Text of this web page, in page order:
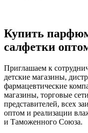
Купить
салфетки
Приглашаем к
детские магазины,
фармацевтические
магазины, торговые
представителей, всех
оптом и реализации
и Таможенного Союза.